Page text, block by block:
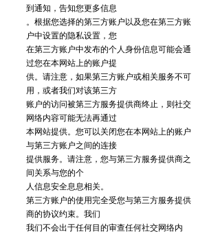
到通知，告知您更多信息
。根据您选择的第三方账户以及您在第三方账
户中设置的隐私设置，您
在第三方账户中发布的个人身份信息可能会通
过您在本网站上的账户提
供。请注意，如果第三方账户或相关服务不可
用，或者我们对该第三方
账户的访问被第三方服务提供商终止，则社交
网络内容可能无法再通过
本网站提供。您可以关闭您在本网站上的账户
与第三方账户之间的连接
提供服务。请注意，您与第三方服务提供商之
间关系与您的个
人信息安全息息相关。
第三方账户的使用完全受您与第三方服务提供
商的协议约束。我们
我们不会出于任何目的审查任何社交网络内